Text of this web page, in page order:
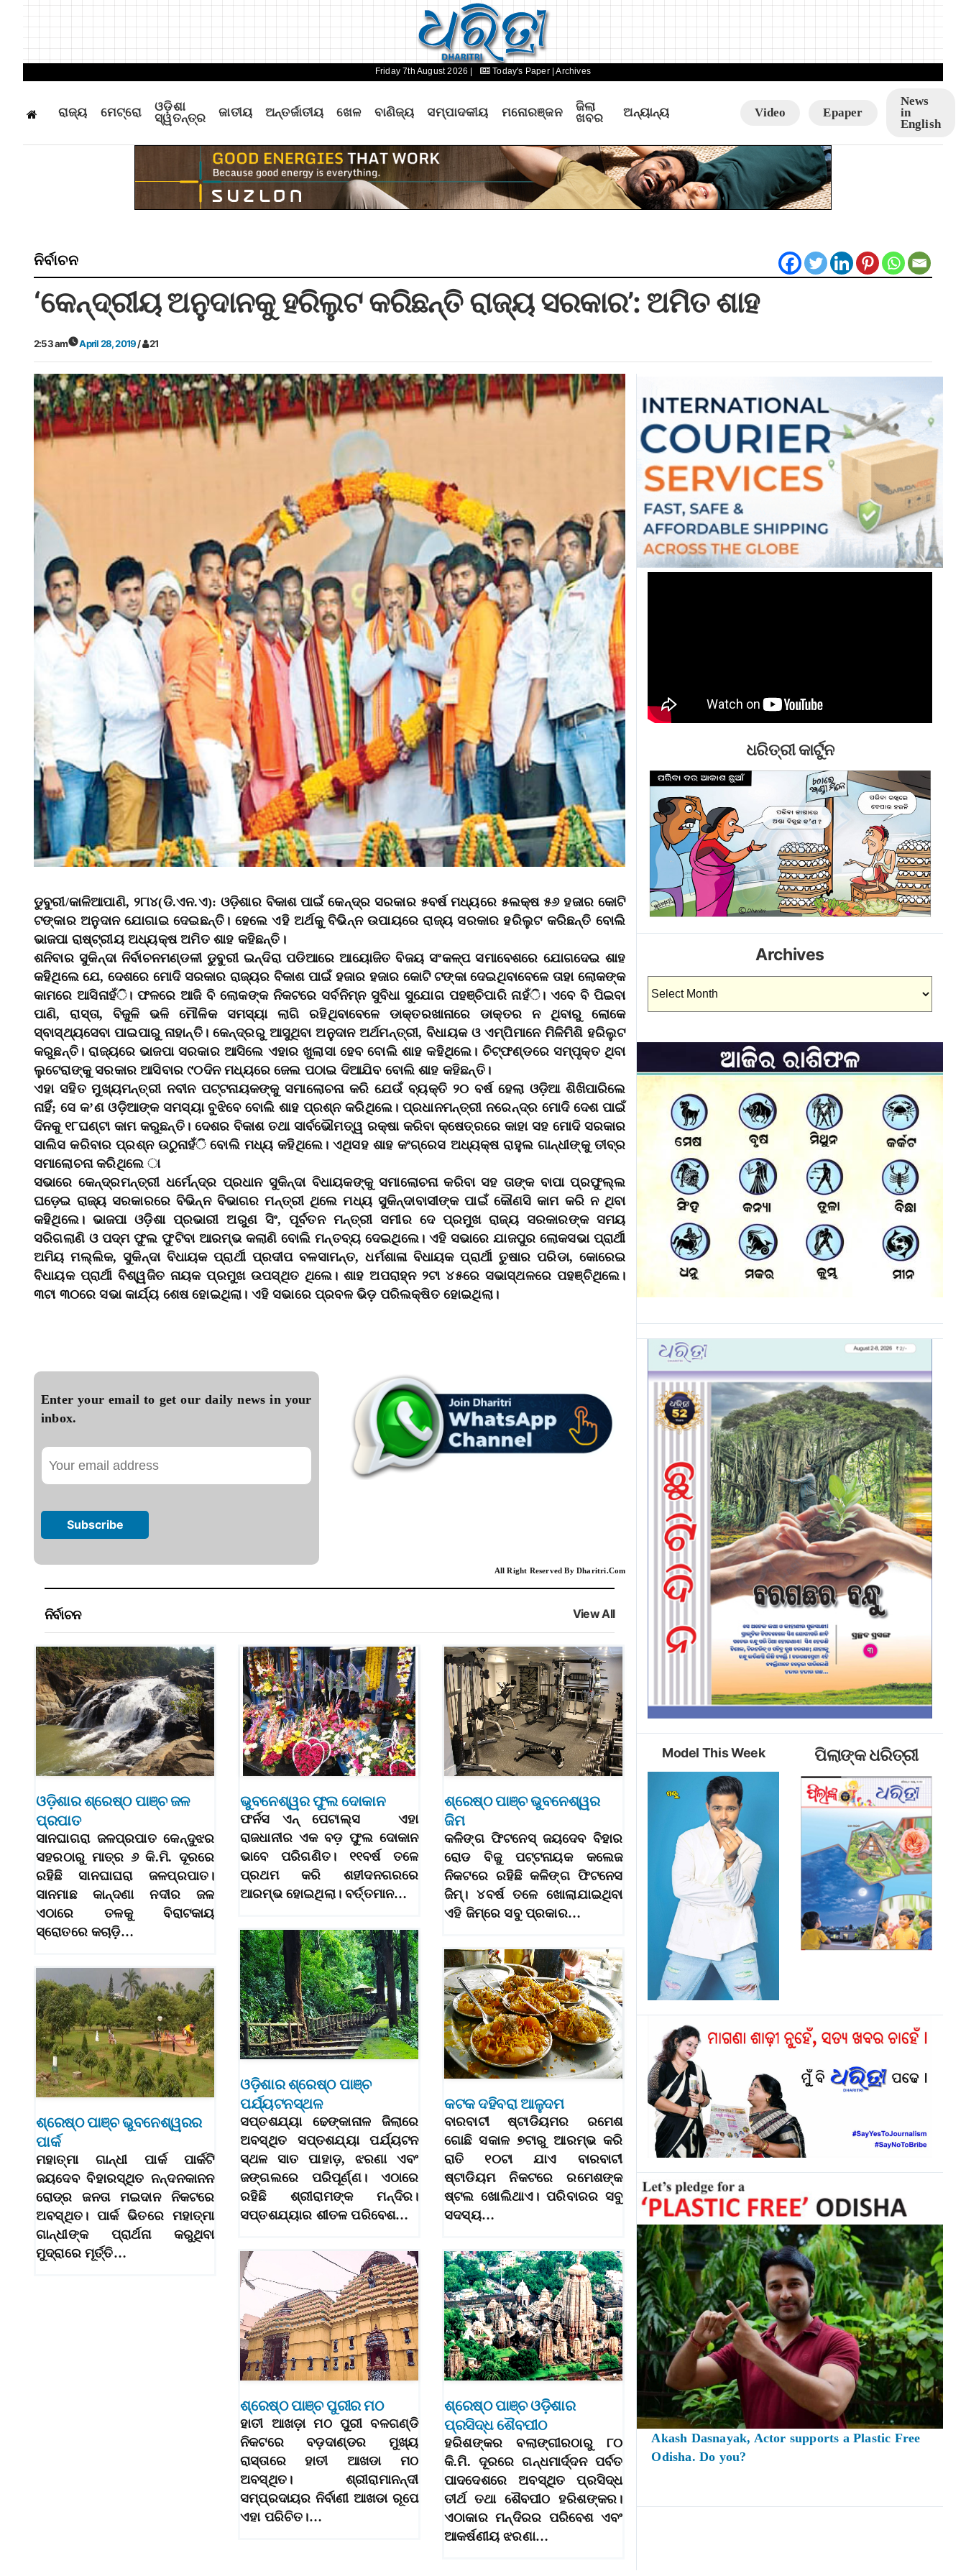
Friday 7th August 2026 | Today's Paper | Archives
ରାଜ୍ୟ ମେଟ୍ରୋ
ଓଡ଼ିଶା
ସ୍ୱତନ୍ତ୍ର
ଜାତୀୟ ଅନ୍ତର୍ଜାତୀୟ ଖେଳ ବାଣିଜ୍ୟ ସମ୍ପାଦକୀୟ ମନୋରଞ୍ଜନ
ଜିଲା
ଖବର
ଅନ୍ୟାନ୍ୟ Video Epaper
News
in
English
ନିର୍ବାଚନ
‘କେନ୍ଦ୍ରୀୟ ଅନୁଦାନକୁ ହରିଲୁଟ କରିଛନ୍ତି ରାଜ୍ୟ ସରକାର’: ଅମିତ ଶାହ
2:53 am April 28, 2019/ 21
ଡୁବୁରୀ/କାଳିଆପାଣି, ୨୮ା୪(ଡି.ଏନ.ଏ): ଓଡ଼ିଶାର ବିକାଶ ପାଇଁ କେନ୍ଦ୍ର ସରକାର ୫ବର୍ଷ ମଧ୍ୟରେ ୫ଲକ୍ଷ ୫୬ ହଜାର କୋଟି
ଟଙ୍କାର ଅନୁଦାନ ଯୋଗାଇ ଦେଇଛନ୍ତି। ହେଲେ ଏହି ଅର୍ଥକୁ ବିଭିନ୍ନ ଉପାୟରେ ରାଜ୍ୟ ସରକାର ହରିଲୁଟ କରିଛନ୍ତି ବୋଲି
ଭାଜପା ରାଷ୍ଟ୍ରୀୟ ଅଧ୍ୟକ୍ଷ ଅମିତ ଶାହ କହିଛନ୍ତି।
ଶନିବାର ସୁକିନ୍ଦା ନିର୍ବାଚନମଣ୍ଡଳୀ ଡୁବୁରୀ ଇନ୍ଦିରା ପଡିଆରେ ଆୟୋଜିତ ବିଜୟ ସଂକଳ୍ପ ସମାବେଶରେ ଯୋଗଦେଇ ଶାହ
କହିଥିଲେ ଯେ, ଦେଶରେ ମୋଦି ସରକାର ରାଜ୍ୟର ବିକାଶ ପାଇଁ ହଜାର ହଜାର କୋଟି ଟଙ୍କା ଦେଇଥିବାବେଳେ ତାହା ଲୋକଙ୍କ
କାମରେ ଆସିନାହଁି। ଫଳରେ ଆଜି ବି ଲୋକଙ୍କ ନିକଟରେ ସର୍ବନିମ୍ନ ସୁବିଧା ସୁଯୋଗ ପହଞ୍ଚିପାରି ନାହଁି। ଏବେ ବି ପିଇବା
ପାଣି, ରାସ୍ତା, ବିଜୁଳି ଭଳି ମୌଳିକ ସମସ୍ୟା ଲାଗି ରହିଥିବାବେଳେ ଡାକ୍ତରଖାନାରେ ଡାକ୍ତର ନ ଥିବାରୁ ଲୋକେ
ସ୍ବାସ୍ଥ୍ୟସେବା ପାଇପାରୁ ନାହାନ୍ତି। କେନ୍ଦ୍ରରୁ ଆସୁଥିବା ଅନୁଦାନ ଅର୍ଥମନ୍ତ୍ରୀ, ବିଧାୟକ ଓ ଏମ୍‌ପିମାନେ ମିଳିମିଶି ହରିଲୁଟ
କରୁଛନ୍ତି। ରାଜ୍ୟରେ ଭାଜପା ସରକାର ଆସିଲେ ଏହାର ଖୁଲାସା ହେବ ବୋଲି ଶାହ କହିଥିଲେ। ଚିଟ୍‌ଫଣ୍ଡରେ ସମ୍ପୃକ୍ତ ଥିବା
ଲୁଟେରାଙ୍କୁ ସରକାର ଆସିବାର ୯୦ଦିନ ମଧ୍ୟରେ ଜେଲ ପଠାଇ ଦିଆଯିବ ବୋଲି ଶାହ କହିଛନ୍ତି।
ଏହା ସହିତ ମୁଖ୍ୟମନ୍ତ୍ରୀ ନବୀନ ପଟ୍ଟନାୟକଙ୍କୁ ସମାଲୋଚନା କରି ଯେଉଁ ବ୍ୟକ୍ତି ୨୦ ବର୍ଷ ହେଲା ଓଡ଼ିଆ ଶିଖିପାରିଲେ
ନାହିଁ; ସେ କ’ଣ ଓଡ଼ିଆଙ୍କ ସମସ୍ୟା ବୁଝିବେ ବୋଲି ଶାହ ପ୍ରଶ୍ନ କରିଥିଲେ। ପ୍ରଧାନମନ୍ତ୍ରୀ ନରେନ୍ଦ୍ର ମୋଦି ଦେଶ ପାଇଁ
ଦିନକୁ ୧୮ଘଣ୍ଟା କାମ କରୁଛନ୍ତି। ଦେଶର ବିକାଶ ତଥା ସାର୍ବଭୌମତ୍ୱ ରକ୍ଷା କରିବା କ୍ଷେତ୍ରରେ କାହା ସହ ମୋଦି ସରକାର
ସାଲିସ କରିବାର ପ୍ରଶ୍ନ ଉଠୁନାହଁି ବୋଲି ମଧ୍ୟ କହିଥିଲେ। ଏଥିସହ ଶାହ କଂଗ୍ରେସ ଅଧ୍ୟକ୍ଷ ରାହୁଲ ଗାନ୍ଧୀଙ୍କୁ ତୀବ୍ର
ସମାଲୋଚନା କରିଥିଲେ ା
ସଭାରେ କେନ୍ଦ୍ରମନ୍ତ୍ରୀ ଧର୍ମେନ୍ଦ୍ର ପ୍ରଧାନ ସୁକିନ୍ଦା ବିଧାୟକଙ୍କୁ ସମାଲୋଚନା କରିବା ସହ ତାଙ୍କ ବାପା ପ୍ରଫୁଲ୍ଲ
ଘଡ଼େଇ ରାଜ୍ୟ ସରକାରରେ ବିଭିନ୍ନ ବିଭାଗର ମନ୍ତ୍ରୀ ଥିଲେ ମଧ୍ୟ ସୁକିନ୍ଦାବାସୀଙ୍କ ପାଇଁ କୌଣସି କାମ କରି ନ ଥିବା
କହିଥିଲେ। ଭାଜପା ଓଡ଼ିଶା ପ୍ରଭାରୀ ଅରୁଣ ସିଂ, ପୂର୍ବତନ ମନ୍ତ୍ରୀ ସମୀର ଦେ ପ୍ରମୁଖ ରାଜ୍ୟ ସରକାରଙ୍କ ସମୟ
ସରିଗଲାଣି ଓ ପଦ୍ମ ଫୁଲ ଫୁଟିବା ଆରମ୍ଭ କଲାଣି ବୋଲି ମନ୍ତବ୍ୟ ଦେଇଥିଲେ। ଏହି ସଭାରେ ଯାଜପୁର ଲୋକସଭା ପ୍ରାର୍ଥୀ
ଅମିୟ ମଲ୍ଲିକ, ସୁକିନ୍ଦା ବିଧାୟକ ପ୍ରାର୍ଥୀ ପ୍ରଦୀପ ବଳସାମନ୍ତ, ଧର୍ମଶାଳା ବିଧାୟକ ପ୍ରାର୍ଥୀ ତୁଷାର ପରିଡା, କୋରେଇ
ବିଧାୟକ ପ୍ରାର୍ଥୀ ବିଶ୍ୱଜିତ ନାୟକ ପ୍ରମୁଖ ଉପସ୍ଥିତ ଥିଲେ। ଶାହ ଅପରାହ୍ନ ୨ଟା ୪୫ରେ ସଭାସ୍ଥଳରେ ପହଞ୍ଚିଥିଲେ।
୩ଟା ୩୦ରେ ସଭା କାର୍ଯ୍ୟ ଶେଷ ହୋଇଥିଲା। ଏହି ସଭାରେ ପ୍ରବଳ ଭିଡ଼ ପରିଲକ୍ଷିତ ହୋଇଥିଲା।
Enter your email to get our daily news in your
inbox.
All Right Reserved By Dharitri.Com
ନିର୍ବାଚନ View All
ଓଡ଼ିଶାର ଶ୍ରେଷ୍ଠ ପାଞ୍ଚ ଜଳ
ପ୍ରପାତ
ସାନଘାଗରା ଜଳପ୍ରପାତ କେନ୍ଦୁଝର
ସହରଠାରୁ ମାତ୍ର ୬ କି.ମି. ଦୂରରେ
ରହିଛି ସାନଘାଘରା ଜଳପ୍ରପାତ।
ସାନମାଛ କାନ୍ଦଣା ନଦୀର ଜଳ
ଏଠାରେ ତଳକୁ ବିରାଟକାୟ
ସ୍ରୋତରେ କଚାଡ଼ି…
ଭୁବନେଶ୍ୱର ଫୁଲ ଦୋକାନ
ଫର୍ନସ ଏନ୍‌ ପେଟାଲ୍‌ସ ଏହା
ରାଜଧାନୀର ଏକ ବଡ଼ ଫୁଲ ଦୋକାନ
ଭାବେ ପରିଗଣିତ। ୧୧ବର୍ଷ ତଳେ
ପ୍ରଥମ କରି ଶହୀଦନଗରରେ
ଆରମ୍ଭ ହୋଇଥିଲା। ବର୍ତ୍ତମାନ…
ଶ୍ରେଷ୍ଠ ପାଞ୍ଚ ଭୁବନେଶ୍ୱର
ଜିମ
କଳିଙ୍ଗ ଫିଟନେସ୍‌ ଜୟଦେବ ବିହାର
ରୋଡ ବିଜୁ ପଟ୍ଟନାୟକ କଲେଜ
ନିକଟରେ ରହିଛି କଳିଙ୍ଗ ଫିଟନେସ
ଜିମ୍‌। ୪ବର୍ଷ ତଳେ ଖୋଲାଯାଇଥିବା
ଏହି ଜିମ୍‌ରେ ସବୁ ପ୍ରକାର…
ଓଡ଼ିଶାର ଶ୍ରେଷ୍ଠ ପାଞ୍ଚ
ପର୍ଯ୍ୟଟନସ୍ଥଳ
ସପ୍ତଶଯ୍ୟା ଢେଙ୍କାନାଳ ଜିଲାରେ
ଅବସ୍ଥିତ ସପ୍ତଶଯ୍ୟା ପର୍ଯ୍ୟଟନ
ସ୍ଥଳ ସାତ ପାହାଡ଼, ଝରଣା ଏବଂ
ଜଙ୍ଗଲରେ ପରିପୂର୍ଣ୍ଣ। ଏଠାରେ
ରହିଛି ଶ୍ରୀରାମଙ୍କ ମନ୍ଦିର।
ସପ୍ତଶଯ୍ୟାର ଶୀତଳ ପରିବେଶ…
କଟକ ଦହିବରା ଆଳୁଦମ
ବାରବାଟୀ ଷ୍ଟାଡିୟମର ରମେଶ
ଗୋଛି ସକାଳ ୭ଟାରୁ ଆରମ୍ଭ କରି
ରାତି ୧୦ଟା ଯାଏ ବାରବାଟୀ
ଷ୍ଟାଡିୟମ ନିକଟରେ ରମେଶଙ୍କ
ଷ୍ଟଲ ଖୋଲିଥାଏ। ପରିବାରର ସବୁ
ସଦସ୍ୟ…
ଶ୍ରେଷ୍ଠ ପାଞ୍ଚ ଭୁବନେଶ୍ୱରର
ପାର୍କ
ମହାତ୍ମା ଗାନ୍ଧୀ ପାର୍କ ପାର୍କଟି
ଜୟଦେବ ବିହାରସ୍ଥିତ ନନ୍ଦନକାନନ
ରୋଡ୍‌ର ଜନତା ମଇଦାନ ନିକଟରେ
ଅବସ୍ଥିତ। ପାର୍କ ଭିତରେ ମହାତ୍ମା
ଗାନ୍ଧୀଙ୍କ ପ୍ରାର୍ଥନା କରୁଥିବା
ମୁଦ୍ରାରେ ମୂର୍ତ୍ତି…
ଶ୍ରେଷ୍ଠ ପାଞ୍ଚ ପୁରୀର ମଠ
ହାତୀ ଆଖଡ଼ା ମଠ ପୁରୀ ବଳଗଣ୍ଡି
ନିକଟରେ ବଡ଼ଦାଣ୍ଡର ମୁଖ୍ୟ
ରାସ୍ତାରେ ହାତୀ ଆଖଡା ମଠ
ଅବସ୍ଥିତ। ଶ୍ରୀରାମାନନ୍ଦୀ
ସମ୍ପ୍ରଦାୟର ନିର୍ବାଣୀ ଆଖଡା ରୂପେ
ଏହା ପରିଚିତ।…
ଶ୍ରେଷ୍ଠ ପାଞ୍ଚ ଓଡ଼ିଶାର
ପ୍ରସିଦ୍ଧ ଶୈବପୀଠ
ହରିଶଙ୍କର ବଲାଙ୍ଗୀରଠାରୁ ୮୦
କି.ମି. ଦୂରରେ ଗନ୍ଧମାର୍ଦ୍ଦନ ପର୍ବତ
ପାଦଦେଶରେ ଅବସ୍ଥିତ ପ୍ରସିଦ୍ଧ
ତୀର୍ଥ ତଥା ଶୈବପୀଠ ହରିଶଙ୍କର।
ଏଠାକାର ମନ୍ଦିରର ପରିବେଶ ଏବଂ
ଆକର୍ଷଣୀୟ ଝରଣା…
ଧରିତ୍ରୀ କାର୍ଟୁନ
Archives
Archives
Model This Week ପିଲାଙ୍କ ଧରିତ୍ରୀ
Akash Dasnayak, Actor supports a Plastic Free
Odisha. Do you?